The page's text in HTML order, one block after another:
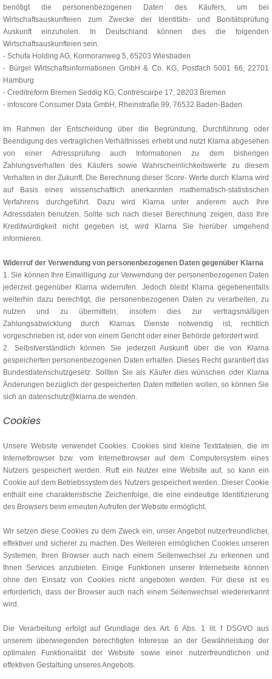
benötigt die personenbezogenen Daten des Käufers, um bei
Wirtschaftsauskunfteien zum Zwecke der Identitäts- und Bonitätsprüfung
Auskunft einzuholen. In Deutschland können dies die folgenden
Wirtschaftsauskunfteien sein:
- Schufa Holding AG, Kormoranweg 5, 65203 Wiesbaden
- Bürgel Wirtschaftsinformationen GmbH & Co. KG, Postfach 5001 66, 22701
Hamburg
- Creditreform Bremen Seddig KG, Contrescarpe 17, 28203 Bremen
- infoscore Consumer Data GmbH, Rheinstraße 99, 76532 Baden-Baden.
Im Rahmen der Entscheidung über die Begründung, Durchführung oder
Beendigung des vertraglichen Verhältnisses erhebt und nutzt Klarna abgesehen
von einer Adressprüfung auch Informationen zu dem bisherigen
Zahlungsverhalten des Käufers sowie Wahrscheinlichkeitswerte zu diesem
Verhalten in der Zukunft. Die Berechnung dieser Score- Werte durch Klarna wird
auf Basis eines wissenschaftlich anerkannten mathematisch-statistischen
Verfahrens durchgeführt. Dazu wird Klarna unter anderem auch Ihre
Adressdaten benutzen. Sollte sich nach dieser Berechnung zeigen, dass Ihre
Kreditwürdigkeit nicht gegeben ist, wird Klarna Sie hierüber umgehend
informieren.
Widerruf der Verwendung von personenbezogenen Daten gegenüber Klarna
1. Sie können Ihre Einwilligung zur Verwendung der personenbezogenen Daten
jederzeit gegenüber Klarna widerrufen. Jedoch bleibt Klarna gegebenenfalls
weiterhin dazu berechtigt, die personenbezogenen Daten zu verarbeiten, zu
nutzen und zu übermitteln, insofern dies zur vertragsmäßigen
Zahlungsabwicklung durch Klarnas Dienste notwendig ist, rechtlich
vorgeschrieben ist, oder von einem Gericht oder einer Behörde gefordert wird.
2. Selbstverständlich können Sie jederzeit Auskunft über die von Klarna
gespeicherten personenbezogenen Daten erhalten. Dieses Recht garantiert das
Bundesdatenschutzgesetz. Sollten Sie als Käufer dies wünschen oder Klarna
Änderungen bezüglich der gespeicherten Daten mitteilen wollen, so können Sie
sich an datenschutz@klarna.de wenden.
Cookies
Unsere Website verwendet Cookies. Cookies sind kleine Textdateien, die im
Internetbrowser bzw. vom Internetbrowser auf dem Computersystem eines
Nutzers gespeichert werden. Ruft ein Nutzer eine Website auf, so kann ein
Cookie auf dem Betriebssystem des Nutzers gespeichert werden. Dieser Cookie
enthält eine charakteristische Zeichenfolge, die eine eindeutige Identifizierung
des Browsers beim erneuten Aufrufen der Website ermöglicht.
Wir setzen diese Cookies zu dem Zweck ein, unser Angebot nutzerfreundlicher,
effektiver und sicherer zu machen. Des Weiteren ermöglichen Cookies unseren
Systemen, Ihren Browser auch nach einem Seitenwechsel zu erkennen und
Ihnen Services anzubieten. Einige Funktionen unserer Internetseite können
ohne den Einsatz von Cookies nicht angeboten werden. Für diese ist es
erforderlich, dass der Browser auch nach einem Seitenwechsel wiedererkannt
wird.
Die Verarbeitung erfolgt auf Grundlage des Art. 6 Abs. 1 lit. f DSGVO aus
unserem überwiegenden berechtigten Interesse an der Gewährleistung der
optimalen Funktionalität der Website sowie einer nutzerfreundlichen und
effektiven Gestaltung unseres Angebots.